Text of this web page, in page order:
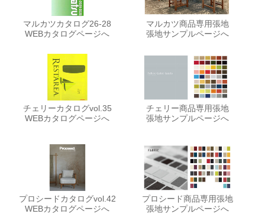
マルカツカタログ26-28
WEBカタログページへ
マルカツ商品専用張地
張地サンプルページへ
チェリーカタログvol.35
WEBカタログページへ
チェリー商品専用張地
張地サンプルページへ
プロシードカタログvol.42
WEBカタログページへ
プロシード商品専用張地
張地サンプルページへ